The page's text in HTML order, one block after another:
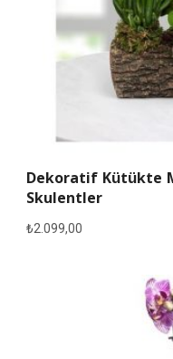
Dekoratif Kütükte
Skulentler
₺2.099,00